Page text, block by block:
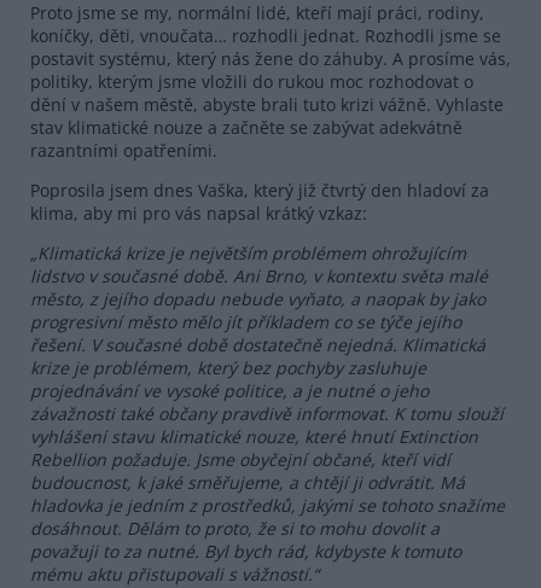
Proto jsme se my, normální lidé, kteří mají práci, rodiny,
koníčky, děti, vnoučata… rozhodli jednat. Rozhodli jsme se
postavit systému, který nás žene do záhuby. A prosíme vás,
politiky, kterým jsme vložili do rukou moc rozhodovat o
dění v našem městě, abyste brali tuto krizi vážně. Vyhlaste
stav klimatické nouze a začněte se zabývat adekvátně
razantními opatřeními.
Poprosila jsem dnes Vaška, který již čtvrtý den hladoví za
klima, aby mi pro vás napsal krátký vzkaz:
„Klimatická krize je největším problémem ohrožujícím
lidstvo v současné době. Ani Brno, v kontextu světa malé
město, z jejího dopadu nebude vyňato, a naopak by jako
progresivní město mělo jít příkladem co se týče jejího
řešení. V současné době dostatečně nejedná. Klimatická
krize je problémem, který bez pochyby zasluhuje
projednávání ve vysoké politice, a je nutné o jeho
závažnosti také občany pravdivě informovat. K tomu slouží
vyhlášení stavu klimatické nouze, které hnutí Extinction
Rebellion požaduje. Jsme obyčejní občané, kteří vidí
budoucnost, k jaké směřujeme, a chtějí ji odvrátit. Má
hladovka je jedním z prostředků, jakými se tohoto snažíme
dosáhnout. Dělám to proto, že si to mohu dovolit a
považuji to za nutné. Byl bych rád, kdybyste k tomuto
mému aktu přistupovali s vážností.“